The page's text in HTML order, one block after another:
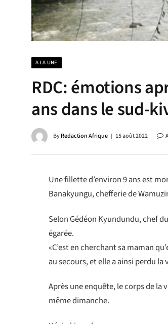
A LA UNE
RDC: émotions
ans dans le sud-
ByRedaction Afrique 15 août 2022
Une fillette d’environ 9 ans est
Banakyungu, chefferie de
Selon Gédéon Kyundundu, chef
égarée.
«C’est en cherchant sa maman
au secours, et elle a ainsi perdu la
Après une enquête, le corps de la
même dimanche.